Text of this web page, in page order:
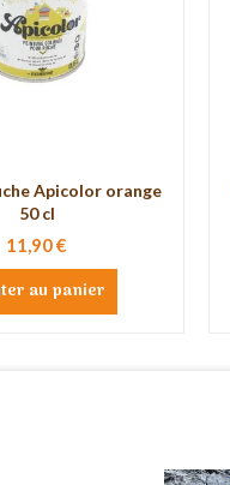
Apicolor orange
50 cl
11,90 €
au panier